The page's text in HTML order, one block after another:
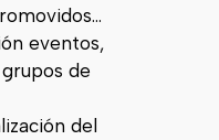
eventos,
de
del